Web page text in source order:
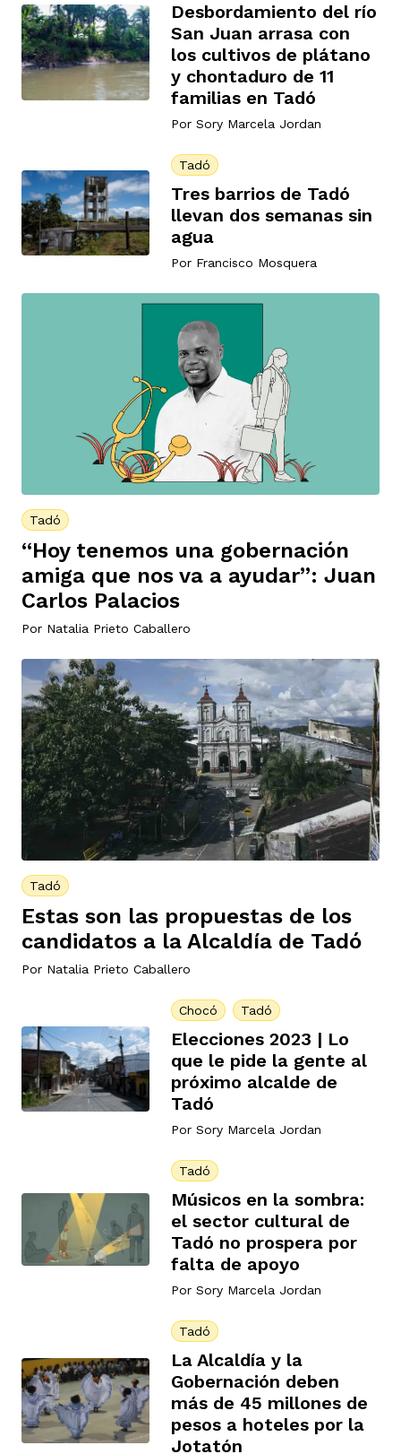
Desbordamiento del río
San Juan arrasa con
los cultivos de plátano
y chontaduro de 11
familias en Tadó
Por Sory Marcela Jordan
Tadó
Tres barrios de Tadó
llevan dos semanas sin
agua
Por Francisco Mosquera
Tadó
“Hoy tenemos una gobernación
amiga que nos va a ayudar”: Juan
Carlos Palacios
Por Natalia Prieto Caballero
Tadó
Estas son las propuestas de los
candidatos a la Alcaldía de Tadó
Por Natalia Prieto Caballero
Chocó Tadó
Elecciones 2023 | Lo
que le pide la gente al
próximo alcalde de
Tadó
Por Sory Marcela Jordan
Tadó
Músicos en la sombra:
el sector cultural de
Tadó no prospera por
falta de apoyo
Por Sory Marcela Jordan
Tadó
La Alcaldía y la
Gobernación deben
más de 45 millones de
pesos a hoteles por la
Jotatón
Ana